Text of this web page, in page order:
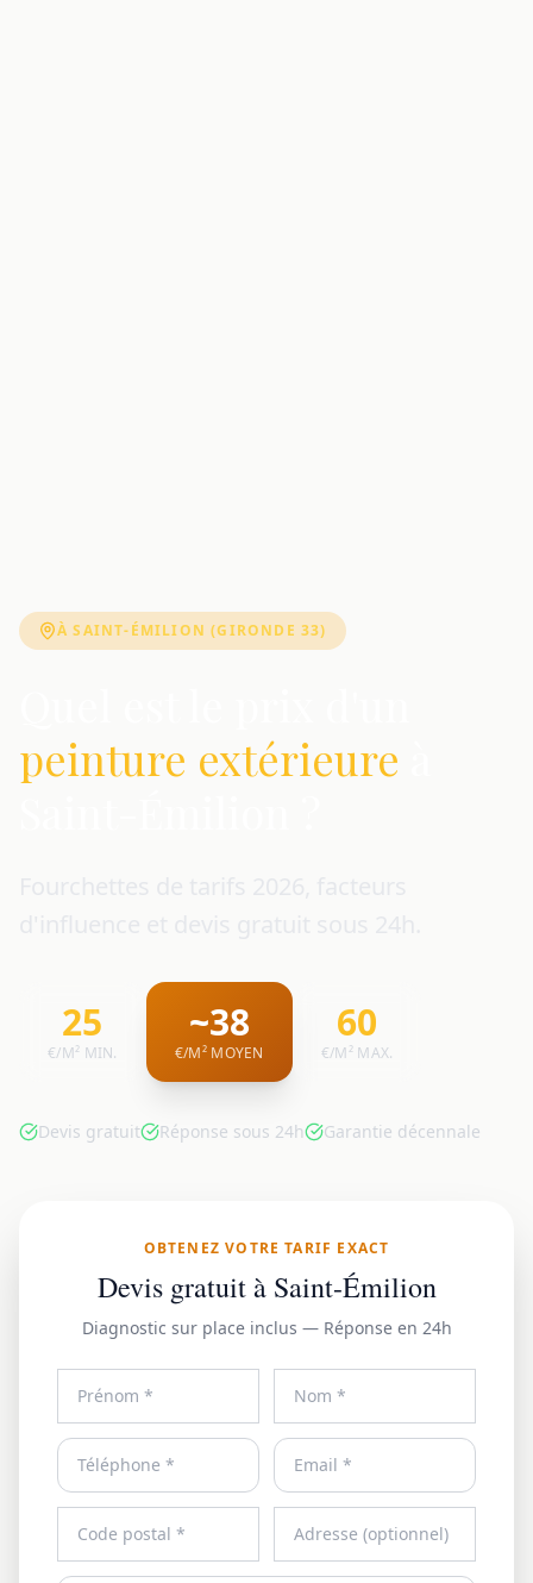
À SAINT-ÉMILION (GIRONDE 33)
peinture extérieure
25
€/M² MIN.
~38
€/M² MOYEN
60
€/M² MAX.
Devis gratuit Réponse sous 24h Garantie décennale
OBTENEZ VOTRE TARIF EXACT
Devis gratuit à Saint-Émilion
Diagnostic sur place inclus — Réponse en 24h